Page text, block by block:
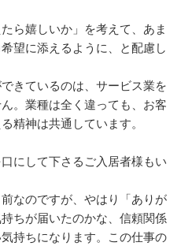
ら嬉しいか」を考えて、あま
望に添えるように、と配慮し
きているのは、サービス業を
。業種は全く違っても、お客
精神は共通しています。
にして下さるご入居者様もい
なのですが、やはり「ありが
ちが届いたのかな、信頼関係
持ちになります。この仕事の